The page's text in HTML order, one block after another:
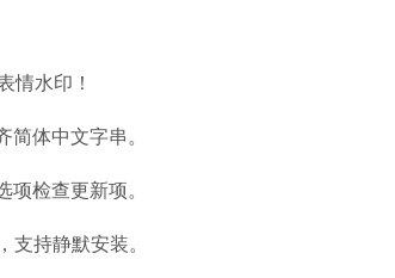
水印！
体中文字串。
检查更新项。
持静默安装。